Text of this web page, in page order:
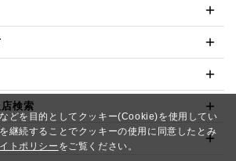
どを目的としてクッキー(Cookie)を使用してい
継続することでクッキーの使用に同意したとみ
トポリシー をご覧ください。
検索